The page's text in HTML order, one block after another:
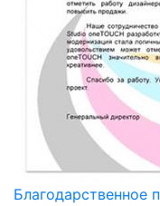
Благодарственное